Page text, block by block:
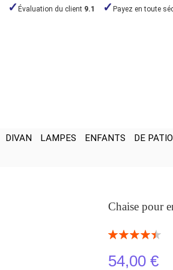
Évaluation du client 9.1 Payez en toute
DIVAN LAMPES ENFANTS DE PATIO
Chaise pour
Notation:
54,00 €